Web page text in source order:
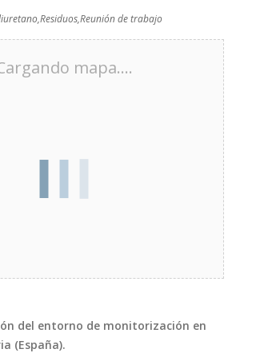
,Residuos,Reunión de trabajo
mapa....
del entorno de monitorización en
(España).